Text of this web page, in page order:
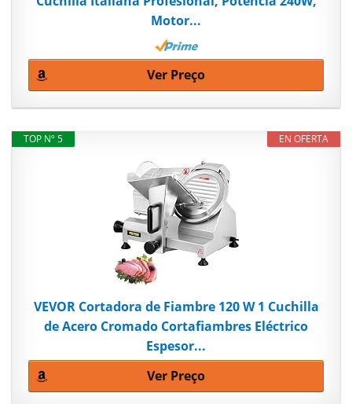
Motor...
Ver Preço
EN OFERTA
TOP Nº 5
VEVOR Cortadora de Fiambre 120 W 1 Cuchilla
de Acero Cromado Cortafiambres Eléctrico
Espesor...
Ver Preço